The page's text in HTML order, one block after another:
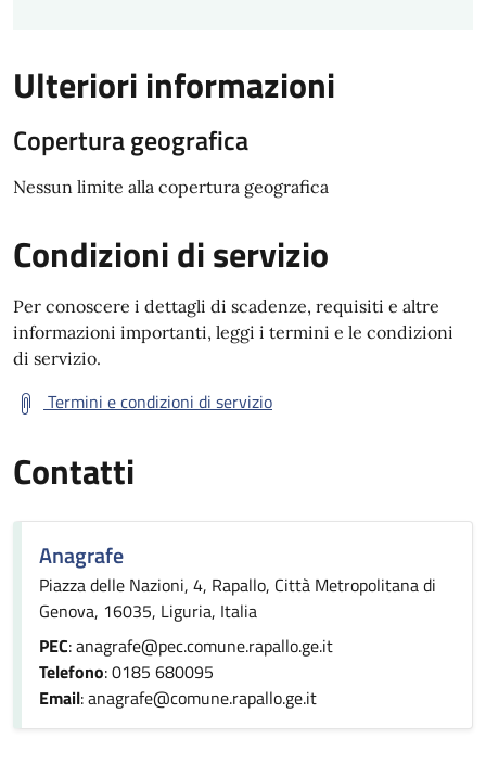
Ulteriori informazioni
Copertura geografica
Nessun limite alla copertura geografica
Condizioni di servizio
Per conoscere i dettagli di scadenze, requisiti e altre
informazioni importanti, leggi i termini e le condizioni
di servizio.
Termini e condizioni di servizio
Contatti
Anagrafe
Piazza delle Nazioni, 4, Rapallo, Città Metropolitana di
Genova, 16035, Liguria, Italia
PEC: anagrafe@pec.comune.rapallo.ge.it
Telefono: 0185 680095
Email: anagrafe@comune.rapallo.ge.it